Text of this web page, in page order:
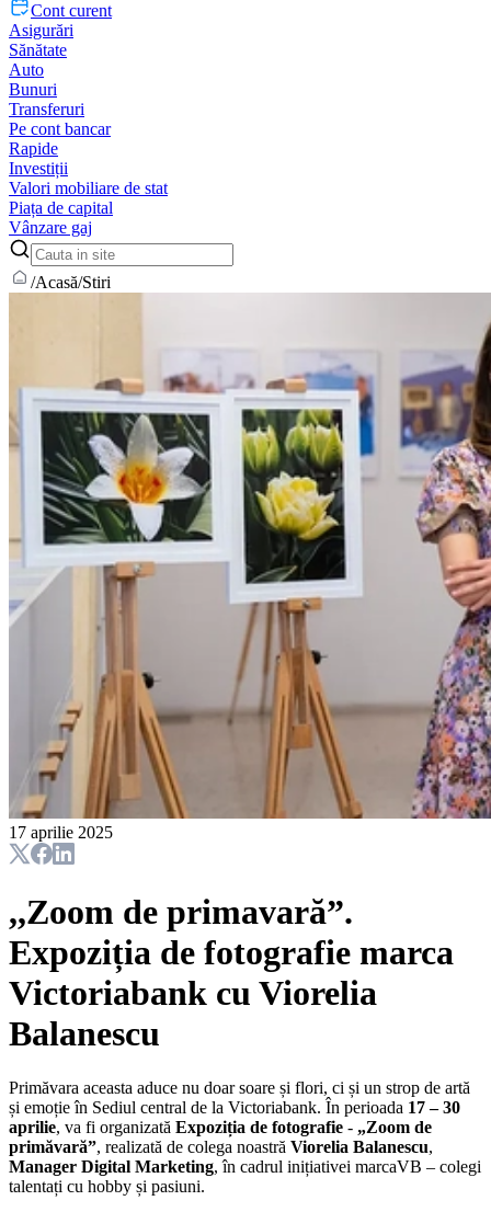
Cont curent
Asigurări
Sănătate
Auto
Bunuri
Transferuri
Pe cont bancar
Rapide
Investiții
Valori mobiliare de stat
Piața de capital
Vânzare gaj
/Acasă/Stiri
17 aprilie 2025
,,Zoom de primavară”.
Expoziția de fotografie marca
Victoriabank cu Viorelia
Balanescu
Primăvara aceasta aduce nu doar soare și flori, ci și un strop de artă
și emoție în Sediul central de la Victoriabank. În perioada 17 – 30
aprilie, va fi organizată Expoziția de fotografie - „Zoom de
primăvară”, realizată de colega noastră Viorelia Balanescu,
Manager Digital Marketing, în cadrul inițiativei marcaVB – colegi
talentați cu hobby și pasiuni.